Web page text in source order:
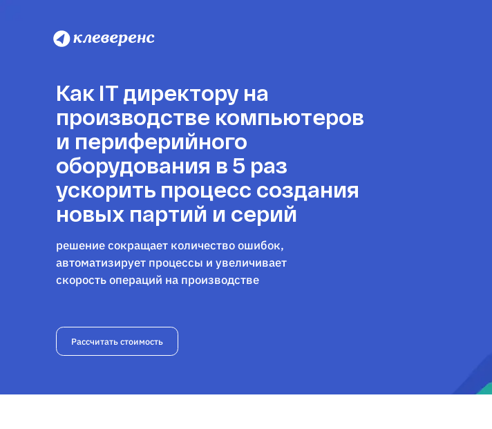
Как IT директору на
производстве компьютеров
и периферийного
оборудования в 5 раз
ускорить процесс создания
новых партий и серий
решение сокращает количество ошибок,
автоматизирует процессы и увеличивает
скорость операций на производстве
Рассчитать стоимость